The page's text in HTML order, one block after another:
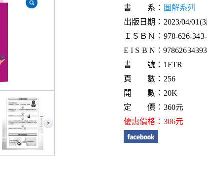
書 系： 圖解系列
出版日期：2023/04/
ＩＳＢＮ：978-626-
E I S B N：
書 號：1FTR
頁 數：256
開 數：20K
定 價：360元
優惠價格：306元